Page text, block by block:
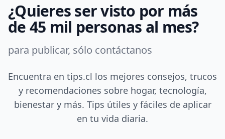
¿Quieres ser visto por más
de 45 mil personas al mes?
para publicar, sólo contáctanos
Encuentra en tips.cl los mejores consejos, trucos
y recomendaciones sobre hogar, tecnología,
bienestar y más. Tips útiles y fáciles de aplicar
en tu vida diaria.